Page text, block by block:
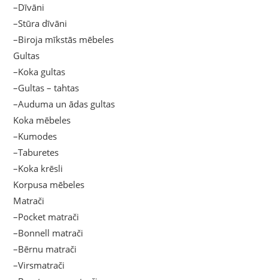
–Dīvāni
–Stūra dīvāni
–Biroja mīkstās mēbeles
Gultas
–Koka gultas
–Gultas – tahtas
–Auduma un ādas gultas
Koka mēbeles
–Kumodes
–Taburetes
–Koka krēsli
Korpusa mēbeles
Matrači
–Pocket matrači
–Bonnell matrači
–Bērnu matrači
–Virsmatrači